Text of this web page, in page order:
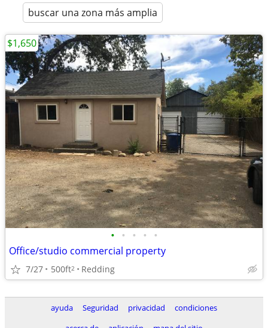
buscar una zona más amplia
• • • • •
Office/studio commercial property
7/27 500ft2 Redding
$1,650
ayuda Seguridad privacidad
condiciones